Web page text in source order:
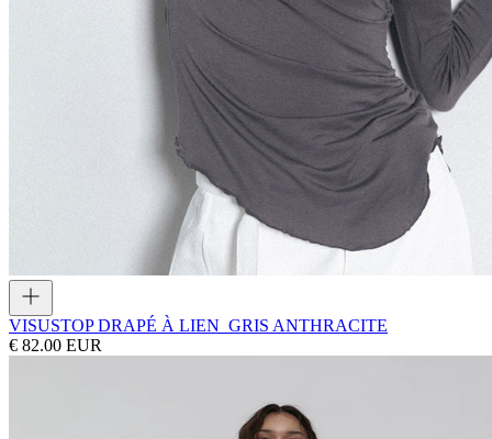
VISUSTOP DRAPÉ À LIEN_GRIS ANTHRACITE
€ 82.00 EUR